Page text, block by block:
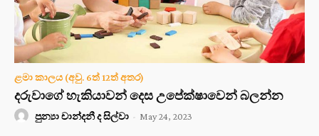
ළමා කාලය (අවු. 6ත් 12ත් අතර)
දරුවාගේ හැකියාවන් දෙස උපේක්ෂාවෙන් බලන්න
පුන්‍යා චාන්දනී ද සිල්වා - May 24, 2023